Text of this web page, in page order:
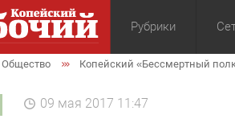
Рубрики
Общество
Общество Копейский «Бессмертный
09 мая 2017 11:47